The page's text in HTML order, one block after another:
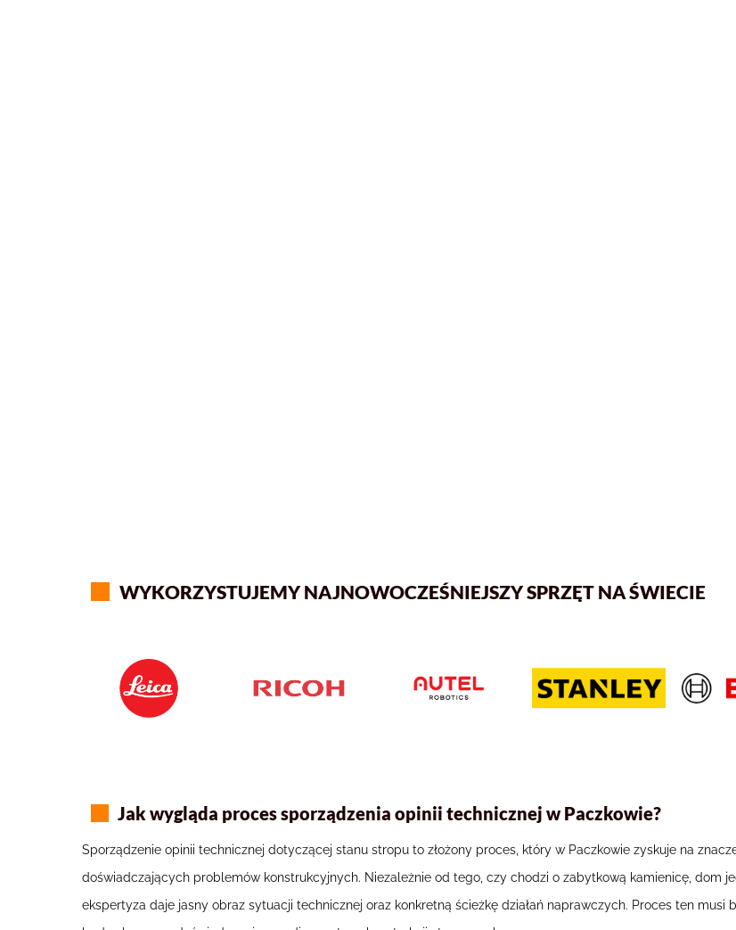
WYKORZYSTUJEMY NAJNOWOCZEŚNIEJSZY SPRZĘT NA ŚWIECIE
Jak wygląda proces sporządzenia opinii technicznej w Paczkowie?
Sporządzenie opinii technicznej dotyczącej stanu stropu to złożony proces, który w Paczkowie zyskuje na
doświadczających problemów konstrukcyjnych. Niezależnie od tego, czy chodzi o zabytkową kamienicę, dom
ekspertyza daje jasny obraz sytuacji technicznej oraz konkretną ścieżkę działań naprawczych. Proces ten